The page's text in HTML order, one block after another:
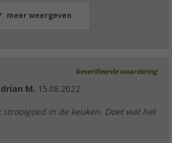
meer weergeven
Geverifieerde waardering
M. 15.08.2022
in de keuken. Doet wat het